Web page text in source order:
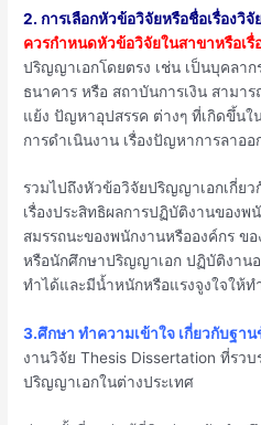
2. การเลือกหัวข้อวิจัยหรือชื่อเรื่องวิ
ควรกำหนดหัวข้อวิจัยในสาขาหรือเรื่
ปริญญาเอกโดยตรง เช่น เป็นบุคลาก
ธนาคาร หรือ สถาบันการเงิน สามา
แย้ง ปัญหาอุปสรรค ต่างๆ ที่เกิดขึ้นใ
การดำเนินงาน เรื่องปัญหาการลาอ
รวมไปถึงหัวข้อวิจัยปริญญาเอกเกี่ยว
เรื่องประสิทธิผลการปฏิบัติงานของพ
สมรรถนะของพนักงานหรือองค์กร ข
หรือนักศึกษาปริญญาเอก ปฏิบัติงาน
ทำได้และมีน้ำหนักหรือแรงจูงใจให้ท
3.ศึกษา ทำความเข้าใจ เกี่ยวกับฐา
งานวิจัย Thesis Dissertation ที่รว
ปริญญาเอกในต่างประเทศ